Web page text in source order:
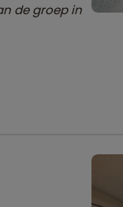
de groep in